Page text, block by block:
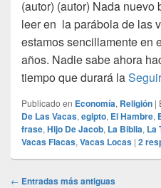
(autor) (autor) Nada
leer en la parábola de las
estamos sencillamente en
años. Nadie sabe ahora
tiempo que durará la
Publicado en Economía, Religión |
De Las Vacas, egipto, El Hambre,
frase, Hijo De Jacob, La Biblia, La
Vacas Flacas, Vacas Locas | 2
Navegación
← Entradas más antiguas